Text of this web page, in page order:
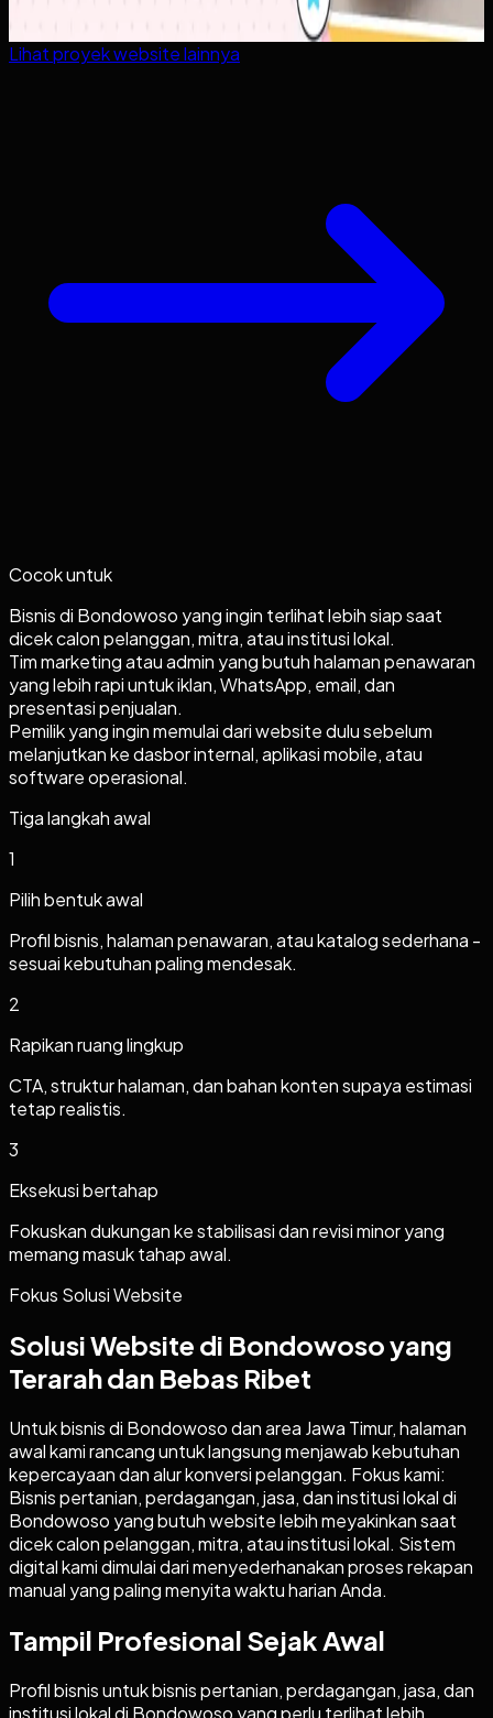
Lihat proyekwebsitelainnya
Cocok untuk
Bisnis di Bondowoso yang ingin terlihat lebih siap saat
dicek calon pelanggan, mitra, atau institusi lokal.
Tim marketing atau admin yang butuh halaman penawaran
yang lebih rapi untuk iklan, WhatsApp, email, dan
presentasi penjualan.
Pemilik yang ingin memulai dari website dulu sebelum
melanjutkan ke dasbor internal, aplikasi mobile, atau
software operasional.
Tiga langkah awal
1
Pilih bentuk awal
Profil bisnis, halaman penawaran, atau katalog sederhana -
sesuai kebutuhan paling mendesak.
2
Rapikan ruang lingkup
CTA, struktur halaman, dan bahan konten supaya estimasi
tetap realistis.
3
Eksekusi bertahap
Fokuskan dukungan ke stabilisasi dan revisi minor yang
memang masuk tahap awal.
Fokus Solusi Website
Solusi Website di Bondowoso yang
Terarah dan Bebas Ribet
Untuk bisnis di Bondowoso dan area Jawa Timur, halaman
awal kami rancang untuk langsung menjawab kebutuhan
kepercayaan dan alur konversi pelanggan. Fokus kami:
Bisnis pertanian, perdagangan, jasa, dan institusi lokal di
Bondowoso yang butuh website lebih meyakinkan saat
dicek calon pelanggan, mitra, atau institusi lokal. Sistem
digital kami dimulai dari menyederhanakan proses rekapan
manual yang paling menyita waktu harian Anda.
Tampil Profesional Sejak Awal
Profil bisnis untuk bisnis pertanian, perdagangan, jasa, dan
institusi lokal di Bondowoso yang perlu terlihat lebih